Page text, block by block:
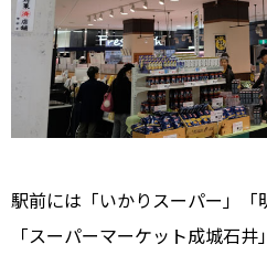
駅前には「いかりスーパー」「
「スーパーマーケット成城石